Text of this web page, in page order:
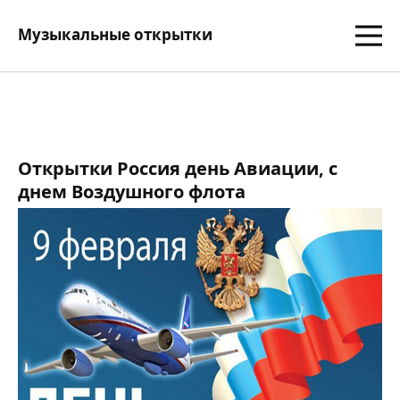
Музыкальные открытки
Открытки Россия день Авиации, с
днем Воздушного флота